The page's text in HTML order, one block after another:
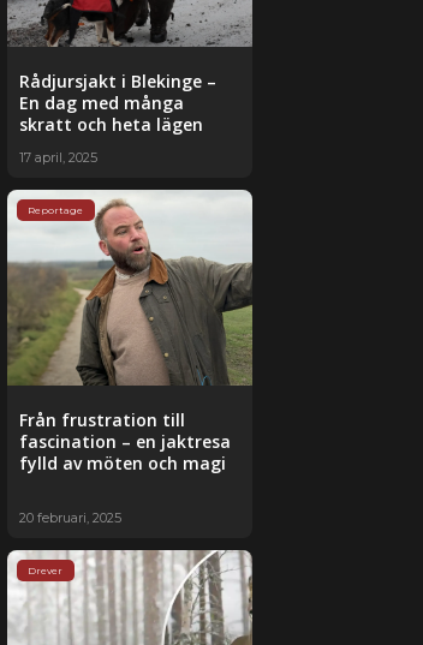
Rådjursjakt i Blekinge –
En dag med många
skratt och heta lägen
17 april, 2025
Reportage
Från frustration till
fascination – en jaktresa
fylld av möten och magi
20 februari, 2025
Drever